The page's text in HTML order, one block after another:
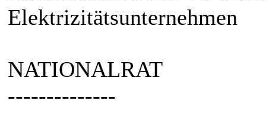
Elektrizitätsunternehmen
NATIONALRAT
--------------